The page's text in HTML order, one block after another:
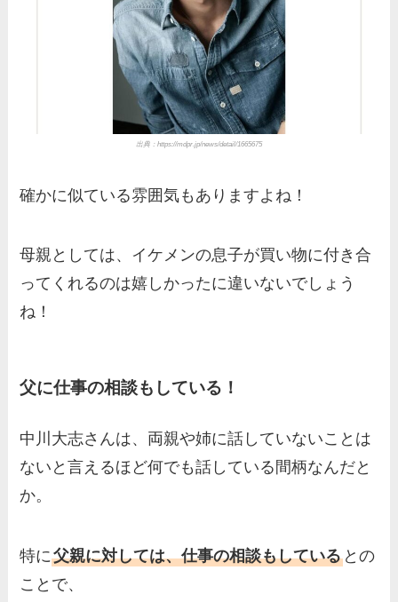
出典：https://mdpr.jp/news/detail/1665675
確かに似ている雰囲気もありますよね！
母親としては、イケメンの息子が買い物に付き合
ってくれるのは嬉しかったに違いないでしょう
ね！
父に仕事の相談もしている！
中川大志さんは、両親や姉に話していないことは
ないと言えるほど何でも話している間柄なんだと
か。
特に父親に対しては、仕事の相談もしている との
ことで、